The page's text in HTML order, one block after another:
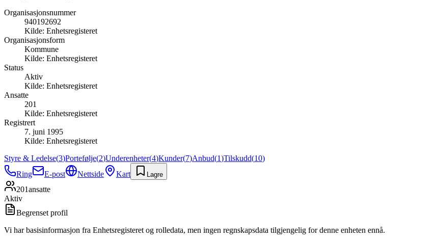
Organisasjonsnummer
940192692
Kilde: Enhetsregisteret
Organisasjonsform
Kommune
Kilde: Enhetsregisteret
Status
Aktiv
Kilde: Enhetsregisteret
Ansatte
201
Kilde: Enhetsregisteret
Registrert
7. juni 1995
Kilde: Enhetsregisteret
Styre & Ledelse(3)Portefølje(2)Underenheter(4)Kunder(7)Anbud(1)Tilskudd(10)
Ring
E-post Nettside Kart Lagre
201ansatte
Aktiv
Begrenset profil
Vi har basisinformasjon fra Enhetsregisteret og rolledata, men ingen regnskapsdata tilgjengelig for denne enheten ennå.